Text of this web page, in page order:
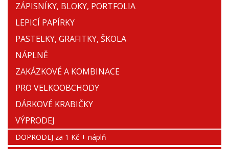
ZÁPISNÍKY, BLOKY, PORTFOLIA
LEPICÍ PAPÍRKY
PASTELKY, GRAFITKY, ŠKOLA
NÁPLNĚ
ZAKÁZKOVÉ A KOMBINACE
PRO VELKOOBCHODY
DÁRKOVÉ KRABIČKY
VÝPRODEJ
DOPRODEJ za 1 Kč + náplň